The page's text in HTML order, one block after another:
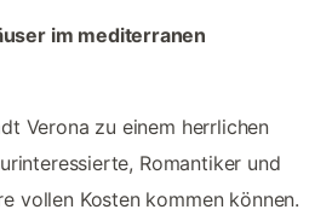
im mediterranen
Verona zu einem herrlichen
Romantiker und
vollen Kosten kommen können.